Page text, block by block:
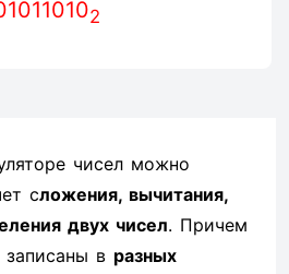
2
чисел можно
сложения, вычитания,
двух чисел. Причем
в разных